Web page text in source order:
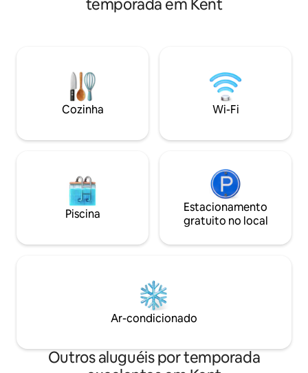
floresta com jacintos-silvestres e flores
ondas suaves, observar a vida selvagem
ou visitar a vila de East Hoathly, com sua
cafeteria, loja e pub a poucos minutos de
banheiro,
de prosecco,
desfrute das
Toque na minha
minhas outras
temporada em Kent
Cozinha Wi-Fi
Piscina
Estacionamento
gratuito no local
Ar-condicionado
Outros aluguéis por temporada